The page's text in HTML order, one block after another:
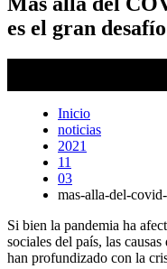
es el gran desafío
Inicio
noticias
2021
11
03
mas-alla-del-
Si bien la pandemia ha
sociales del país, las
han profundizado con la